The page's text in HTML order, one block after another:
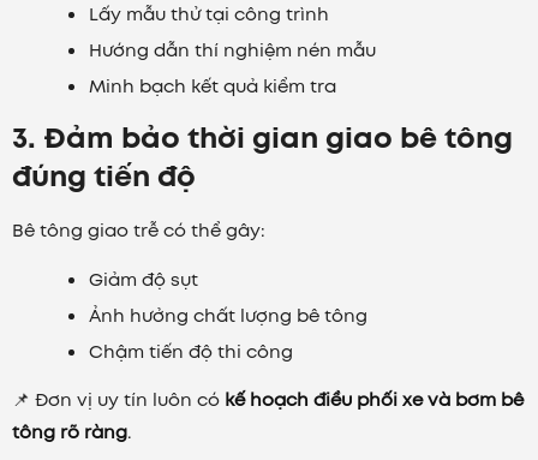
Lấy mẫu thử tại công trình
Hướng dẫn thí nghiệm nén mẫu
Minh bạch kết quả kiểm tra
3. Đảm bảo thời gian giao bê tông
đúng tiến độ
Bê tông giao trễ có thể gây:
Giảm độ sụt
Ảnh hưởng chất lượng bê tông
Chậm tiến độ thi công
📌 Đơn vị uy tín luôn có kế hoạch điều phối xe và bơm bê
tông rõ ràng.